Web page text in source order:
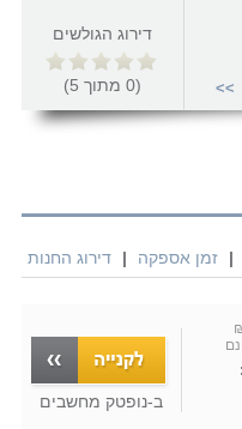
>>
דירוג הגולשים
(
0 מתוך 5
)
| זמן אספקה | דירוג החנות
ב-נופטק מחשבים